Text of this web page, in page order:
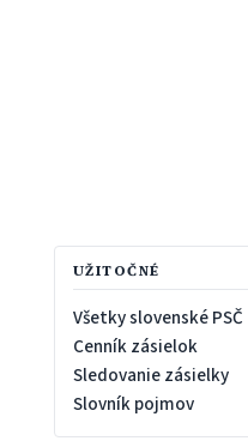
UŽITOČNÉ
Všetky slovenské
Cenník zásielok
Sledovanie zásielky
Slovník pojmov